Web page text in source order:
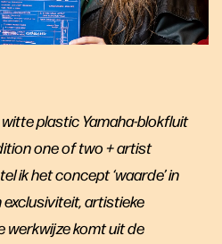
plastic Yamaha-blokfluit
one of two + artist
ik het concept ‘waarde’ in
exclusiviteit, artistieke
werkwijze komt uit de